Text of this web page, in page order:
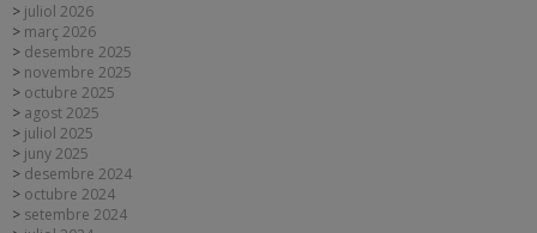
juliol 2026
març 2026
desembre 2025
novembre 2025
octubre 2025
agost 2025
juliol 2025
juny 2025
desembre 2024
octubre 2024
setembre 2024